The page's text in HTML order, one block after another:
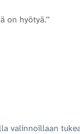
hyötyä.’’
valinnoillaan